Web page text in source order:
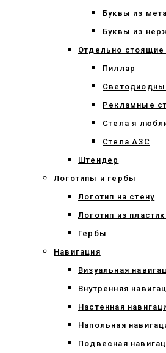
Буквы из
Буквы из
Отдельно стоящие
Пиллар
Рекламные
Стела я
Стела АЗС
Штендер
Логотипы и гербы
Логотип на стену
Логотип из
Гербы
Навигация
Визуальная
Внутренняя
Настенная
Напольная
Подвесная